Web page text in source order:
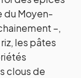
du Moyen-
–,
les pâtes
clous de